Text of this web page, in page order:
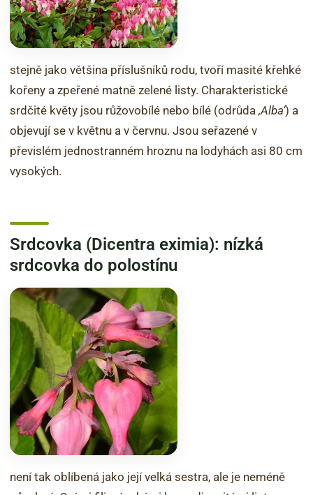
stejně jako většina příslušníků rodu, tvoří masité křehké
kořeny a zpeřené matně zelené listy. Charakteristické
srdčité květy jsou růžovobílé nebo bílé (odrůda ‚Alba‘) a
objevují se v květnu a v červnu. Jsou seřazené v
převislém jednostranném hroznu na lodyhách asi 80 cm
vysokých.
Srdcovka (Dicentra eximia): nízká
srdcovka do polostínu
není tak oblíbená jako její velká sestra, ale je neméně